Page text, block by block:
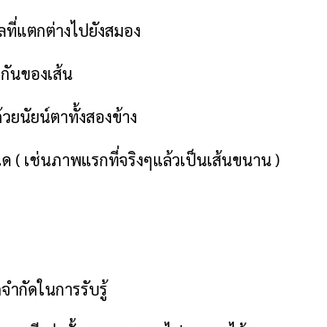
ที่แตกต่างไปยังสมอง
นของเส้น
ยนัยน์ตาทั้งสองข้าง
ด ( เช่นภาพแรกที่จริงๆแล้วเป็นเส้นขนาน )
ำกัดในการรับรู้